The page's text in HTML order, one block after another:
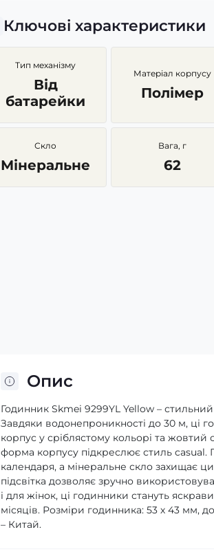
Ключові характеристики
Тип механізму
Від
батарейки
Матеріал корпусу
Полімер
Скло
Мінеральне
Вага, г
62
Опис
Годинник Skmei 9299YL Yellow – стильний
Завдяки водонепроникності до 30 м, ці
корпус у сріблястому кольорі та
форма корпусу підкреслює стиль
календаря, а мінеральне скло захищає
підсвітка дозволяє зручно
і для жінок, ці годинники стануть
місяців. Розміри годинника: 53 х 43 мм,
– Китай.